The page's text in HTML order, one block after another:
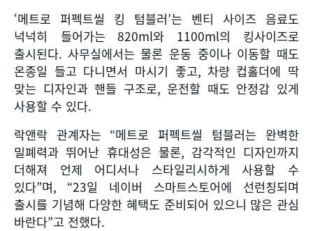
‘메트로 퍼펙트씰 킹 텀블러’는 벤티 사이즈 음료도
넉넉히 들어가는 820ml와 1100ml의 킹사이즈로
출시된다. 사무실에서는 물론 운동 중이나 이동할 때도
온종일 들고 다니면서 마시기 좋고, 차량 컵홀더에 딱
맞는 디자인과 핸들 구조로, 운전할 때도 안정감 있게
사용할 수 있다.
락앤락 관계자는 “메트로 퍼펙트씰 텀블러는 완벽한
밀폐력과 뛰어난 휴대성은 물론, 감각적인 디자인까지
더해져 언제 어디서나 스타일리시하게 사용할 수
있다”며, “23일 네이버 스마트스토어에 선런칭되며
출시를 기념해 다양한 혜택도 준비되어 있으니 많은 관심
바란다”고 전했다.